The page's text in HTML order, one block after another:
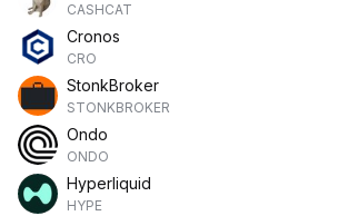
CASHCAT
Cronos
CRO
StonkBroker
STONKBROKER
Ondo
ONDO
Hyperliquid
HYPE